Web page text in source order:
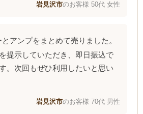
岩見沢市のお客様 50代 女性
アンプをまとめて売りました。
提示していただき、即日振込で
。次回もぜひ利用したいと思い
岩見沢市のお客様 70代 男性